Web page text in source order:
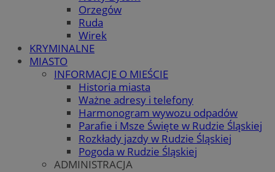
Orzegów
Ruda
Wirek
KRYMINALNE
MIASTO
INFORMACJE O MIEŚCIE
Historia miasta
Ważne adresy i telefony
Harmonogram wywozu odpadów
Parafie i Msze Święte w Rudzie Śląskiej
Rozkłady jazdy w Rudzie Śląskiej
Pogoda w Rudzie Śląskiej
ADMINISTRACJA